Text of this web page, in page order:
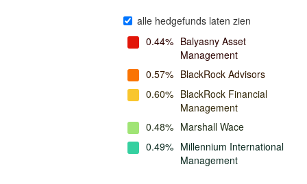
alle hedgefunds laten zien
0.44% Balyasny Asset
Management
0.57% BlackRock Advisors
0.60% BlackRock Financial
Management
0.48% Marshall Wace
0.49% Millennium International
Management